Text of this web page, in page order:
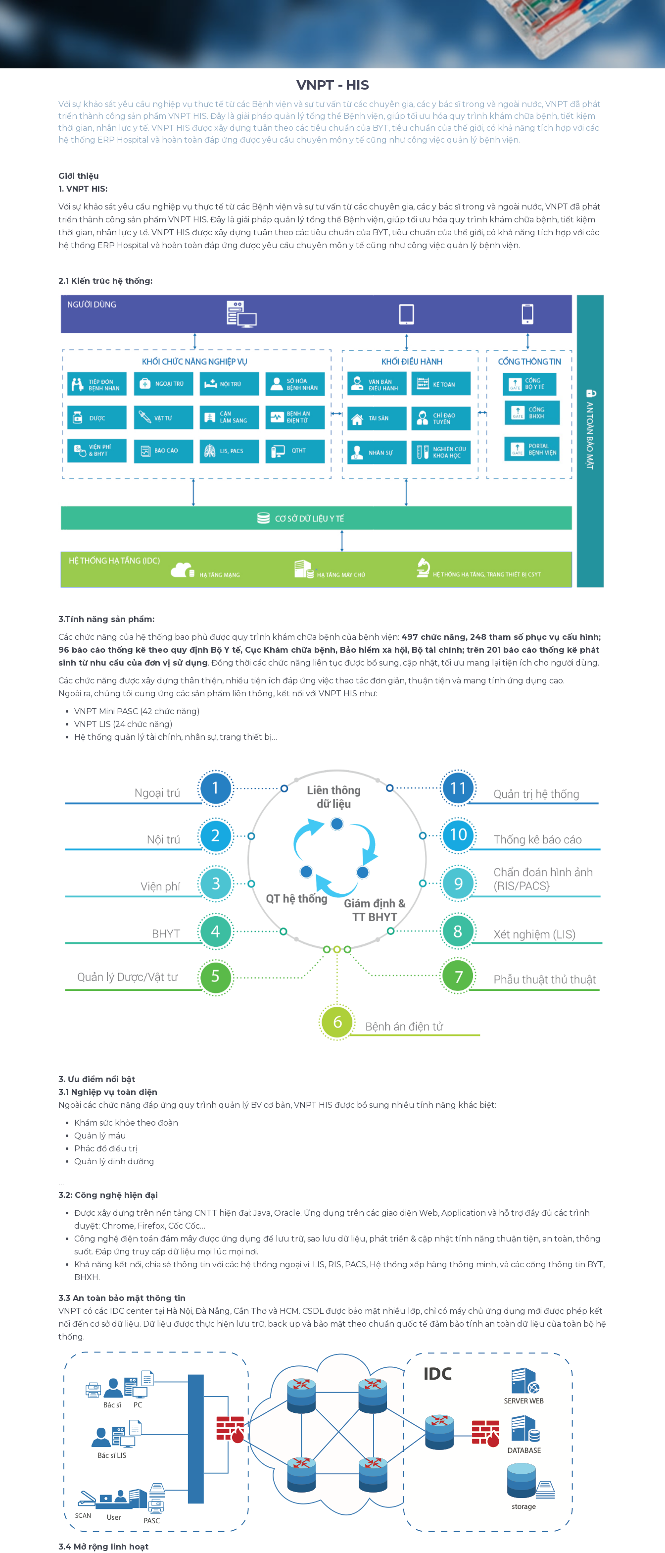
VNPT - HIS
Với sự khảo sát yêu cầu nghiệp vụ thực tế từ các Bệnh viện và sự tư vấn từ các chuyên gia, các y bác sĩ trong và ngoài nước, VNPT đã phát
triển thành công sản phẩm VNPT HIS. Đây là giải pháp quản lý tổng thể Bệnh viện, giúp tối ưu hóa quy trình khám chữa bệnh, tiết kiệm
thời gian, nhân lực y tế. VNPT HIS được xây dựng tuân theo các tiêu chuẩn của BYT, tiêu chuẩn của thế giới, có khả năng tích hợp với các
hệ thống ERP Hospital và hoàn toàn đáp ứng được yêu cầu chuyên môn y tế cũng như công việc quản lý bệnh viện.
Giới thiệu
1. VNPT HIS:
Với sự khảo sát yêu cầu nghiệp vụ thực tế từ các Bệnh viện và sự tư vấn từ các chuyên gia, các y bác sĩ trong và ngoài nước, VNPT đã phát
triển thành công sản phẩm VNPT HIS. Đây là giải pháp quản lý tổng thể Bệnh viện, giúp tối ưu hóa quy trình khám chữa bệnh, tiết kiệm
thời gian, nhân lực y tế. VNPT HIS được xây dựng tuân theo các tiêu chuẩn của BYT, tiêu chuẩn của thế giới, có khả năng tích hợp với các
hệ thống ERP Hospital và hoàn toàn đáp ứng được yêu cầu chuyên môn y tế cũng như công việc quản lý bệnh viện.
2.1 Kiến trúc hệ thống:
3.Tính năng sản phẩm:
Các chức năng của hệ thống bao phủ được quy trình khám chữa bệnh của bệnh viện: 497 chức năng, 248 tham số phục vụ cấu hình;
96 báo cáo thống kê theo quy định Bộ Y tế, Cục Khám chữa bệnh, Bảo hiểm xã hội, Bộ tài chính; trên 201 báo cáo thống kê phát
sinh từ nhu cầu của đơn vị sử dụng. Đồng thời các chức năng liên tục được bổ sung, cập nhật, tối ưu mang lại tiện ích cho người dùng.
Các chức năng được xây dựng thân thiện, nhiều tiện ích đáp ứng việc thao tác đơn giản, thuận tiện và mang tính ứng dụng cao.
Ngoài ra, chúng tôi cung ứng các sản phẩm liên thông, kết nối với VNPT HIS như:
VNPT Mini PASC (42 chức năng)
VNPT LIS (24 chức năng)
Hệ thống quản lý tài chính, nhân sự, trang thiết bị…
3. Ưu điểm nổi bật
3.1 Nghiệp vụ toàn diện
Ngoài các chức năng đáp ứng quy trình quản lý BV cơ bản, VNPT HIS được bổ sung nhiều tính năng khác biệt:
Khám sức khỏe theo đoàn
Quản lý máu
Phác đồ điều trị
Quản lý dinh dưỡng
…
3.2: Công nghệ hiện đại
Được xây dựng trên nền tảng CNTT hiện đại: Java, Oracle. Ứng dụng trên các giao diện Web, Application và hỗ trợ đầy đủ các trình
duyệt: Chrome, Firefox, Cốc Cốc…
Công nghệ điện toán đám mây được ứng dụng để lưu trữ, sao lưu dữ liệu, phát triển & cập nhật tính năng thuận tiện, an toàn, thông
suốt. Đáp ứng truy cấp dữ liệu mọi lúc mọi nơi.
Khả năng kết nối, chia sẻ thông tin với các hệ thống ngoại vi: LIS, RIS, PACS, Hệ thống xếp hàng thông minh, và các cổng thông tin BYT,
BHXH.
3.3 An toàn bảo mật thông tin
VNPT có các IDC center tại Hà Nội, Đà Nẵng, Cần Thơ và HCM. CSDL được bảo mật nhiều lớp, chỉ có máy chủ ứng dụng mới được phép kết
nối đến cơ sở dữ liệu. Dữ liệu được thực hiện lưu trữ, back up và bảo mật theo chuẩn quốc tế đảm bảo tính an toàn dữ liệu của toàn bộ hệ
thống.
3.4 Mở rộng linh hoạt